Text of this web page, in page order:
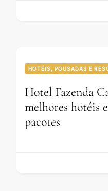
HOTÉIS, POUSADAS E
Hotel Fazenda
melhores hotéis
pacotes